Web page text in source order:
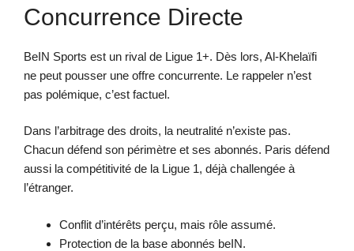
Concurrence Directe
BeIN Sports est un rival de Ligue 1+. Dès lors, Al-Khelaïfi
ne peut pousser une offre concurrente. Le rappeler n’est
pas polémique, c’est factuel.
Dans l’arbitrage des droits, la neutralité n’existe pas.
Chacun défend son périmètre et ses abonnés. Paris défend
aussi la compétitivité de la Ligue 1, déjà challengée à
l’étranger.
Conflit d’intérêts perçu, mais rôle assumé.
Protection de la base abonnés beIN.